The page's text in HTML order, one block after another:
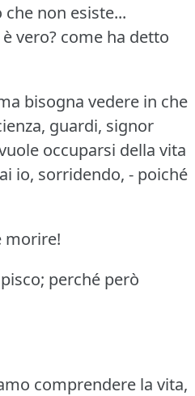
non esiste...
vero? come ha detto
bisogna vedere in che
guardi, signor
occuparsi della vita
io, sorridendo, - poiché
morire!
perché però
comprendere la vita,